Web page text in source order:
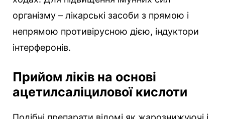
організму – лікарські засоби з прямою і
непрямою противірусною дією, індуктори
інтерферонів.
Прийом ліків на основі
ацетилсаліцилової кислоти